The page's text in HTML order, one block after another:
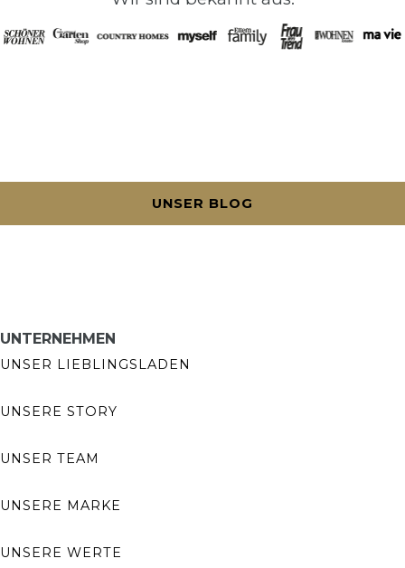
UNSER BLOG
UNTERNEHMEN
UNSER LIEBLINGSLADEN
UNSERE STORY
UNSER TEAM
UNSERE MARKE
UNSERE WERTE